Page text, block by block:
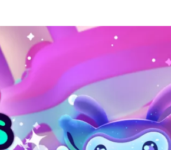
황
선수연습
VR스포츠-로잉머신